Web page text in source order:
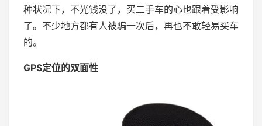
种状况下，不光钱没了，买二手车的心也跟着受影响
了。不少地方都有人被骗一次后，再也不敢轻易买车
的。
GPS定位的双面性